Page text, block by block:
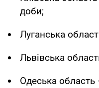
доби;
Луганська
Львівська
Одеська